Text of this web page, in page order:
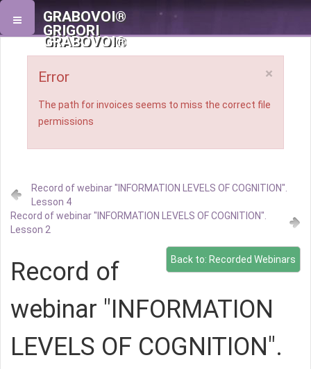
GRABOVOI®
GRIGORI
GRABOVOI®
×
Error
The path for invoices seems to miss the correct file
permissions
Record of webinar "INFORMATION LEVELS OF COGNITION".
Lesson 4
Record of webinar "INFORMATION LEVELS OF COGNITION".
Lesson 2
Back to: Recorded Webinars
Record of
webinar "INFORMATION
LEVELS OF COGNITION".